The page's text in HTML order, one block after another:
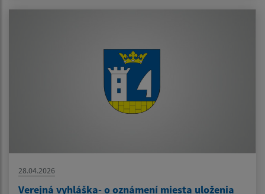
28.04.2026
Verejná vyhláška- o oznámení miesta uloženia